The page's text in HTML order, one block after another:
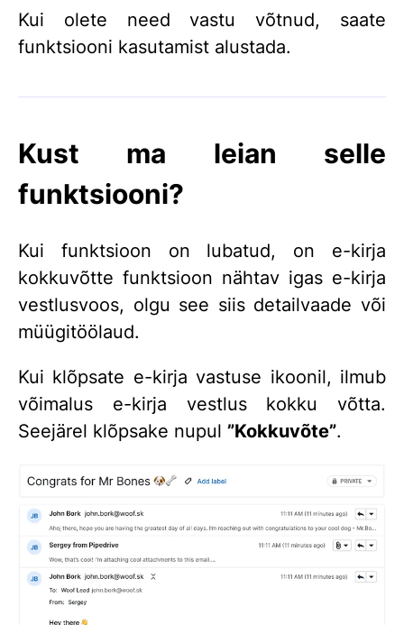
Kui olete need vastu võtnud, saate
funktsiooni kasutamist alustada.
Kust ma leian selle
funktsiooni?
Kui funktsioon on lubatud, on e-kirja
kokkuvõtte funktsioon nähtav igas e-kirja
vestlusvoos, olgu see siis detailvaade või
müügitöölaud.
Kui klõpsate e-kirja vastuse ikoonil, ilmub
võimalus e-kirja vestlus kokku võtta.
Seejärel klõpsake nupul ”Kokkuvõte”.